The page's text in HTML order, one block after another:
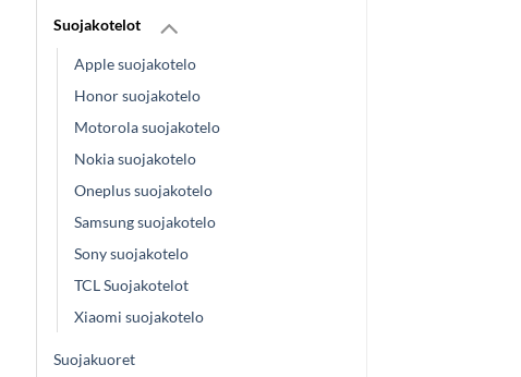
Suojakotelot
Apple suojakotelo
Honor suojakotelo
Motorola suojakotelo
Nokia suojakotelo
Oneplus suojakotelo
Samsung suojakotelo
Sony suojakotelo
TCL Suojakotelot
Xiaomi suojakotelo
Suojakuoret